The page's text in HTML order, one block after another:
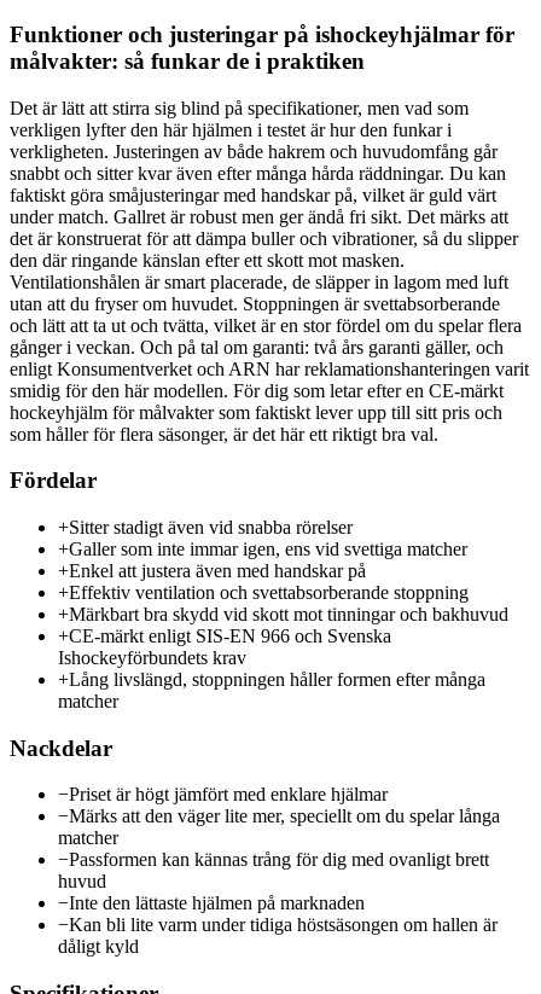
Funktioner och justeringar på ishockeyhjälmar för
målvakter: så funkar de i praktiken
Det är lätt att stirra sig blind på specifikationer, men vad som
verkligen lyfter den här hjälmen i testet är hur den funkar i
verkligheten. Justeringen av både hakrem och huvudomfång går
snabbt och sitter kvar även efter många hårda räddningar. Du kan
faktiskt göra småjusteringar med handskar på, vilket är guld värt
under match. Gallret är robust men ger ändå fri sikt. Det märks att
det är konstruerat för att dämpa buller och vibrationer, så du slipper
den där ringande känslan efter ett skott mot masken.
Ventilationshålen är smart placerade, de släpper in lagom med luft
utan att du fryser om huvudet. Stoppningen är svettabsorberande
och lätt att ta ut och tvätta, vilket är en stor fördel om du spelar flera
gånger i veckan. Och på tal om garanti: två års garanti gäller, och
enligt Konsumentverket och ARN har reklamationshanteringen varit
smidig för den här modellen. För dig som letar efter en CE-märkt
hockeyhjälm för målvakter som faktiskt lever upp till sitt pris och
som håller för flera säsonger, är det här ett riktigt bra val.
Fördelar
+Sitter stadigt även vid snabba rörelser
+Galler som inte immar igen, ens vid svettiga matcher
+Enkel att justera även med handskar på
+Effektiv ventilation och svettabsorberande stoppning
+Märkbart bra skydd vid skott mot tinningar och bakhuvud
+CE-märkt enligt SIS-EN 966 och Svenska
Ishockeyförbundets krav
+Lång livslängd, stoppningen håller formen efter många
matcher
Nackdelar
−Priset är högt jämfört med enklare hjälmar
−Märks att den väger lite mer, speciellt om du spelar långa
matcher
−Passformen kan kännas trång för dig med ovanligt brett
huvud
−Inte den lättaste hjälmen på marknaden
−Kan bli lite varm under tidiga höstsäsongen om hallen är
dåligt kyld